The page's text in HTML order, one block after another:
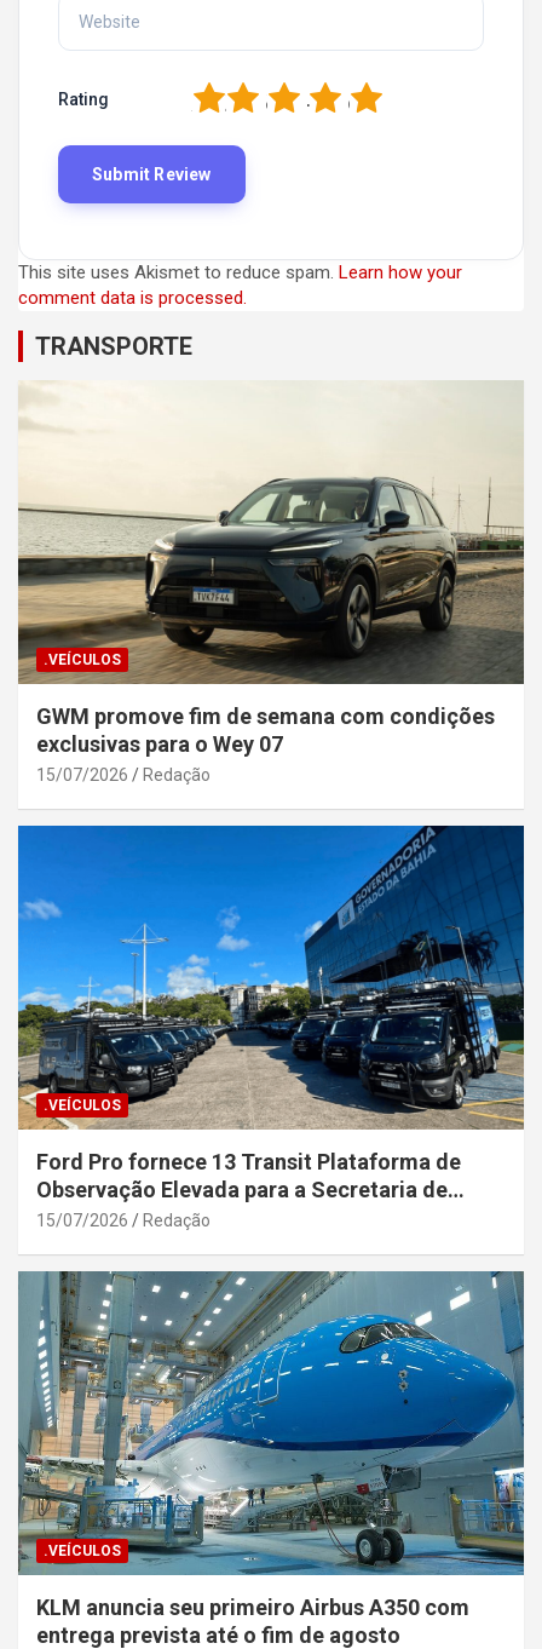
Rating 5
4
3
2
This site uses Akismet to reduce spam. Learn how your
comment data is processed.
TRANSPORTE
.VEÍCULOS
GWM promove fim de semana com condições
exclusivas para o Wey 07
15/07/2026 Redação
.VEÍCULOS
Ford Pro fornece 13 Transit Plataforma de
Observação Elevada para a Secretaria de
Segurança Pública da Bahia
15/07/2026 Redação
.VEÍCULOS
KLM anuncia seu primeiro Airbus A350 com
entrega prevista até o fim de agosto